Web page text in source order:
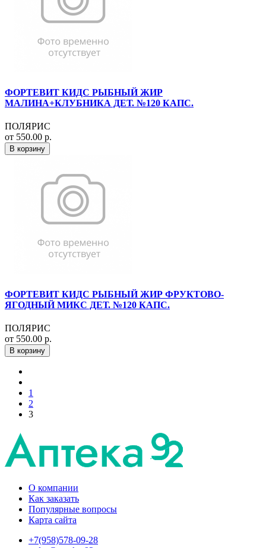
ФОРТЕВИТ КИДС РЫБНЫЙ ЖИР
МАЛИНА+КЛУБНИКА ДЕТ. №120 КАПС.
ПОЛЯРИС
от 550.00 р.
В корзину
ФОРТЕВИТ КИДС РЫБНЫЙ ЖИР ФРУКТОВО-
ЯГОДНЫЙ МИКС ДЕТ. №120 КАПС.
ПОЛЯРИС
от 550.00 р.
В корзину
1
2
3
О компании
Как заказать
Популярные вопросы
Карта сайта
+7(958)578-09-28